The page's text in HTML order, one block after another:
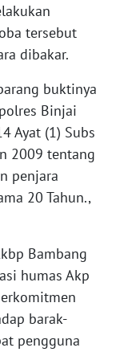
tersebut
dibakar.
buktinya
polres Binjai
Ayat (1) Subs
2009 tentang
penjara
20 Tahun.,
Bambang
humas Akp
barak-
pengguna